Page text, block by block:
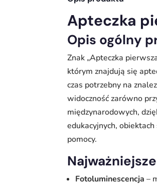
Apteczka
Opis ogólny
Znak „Apteczka
którym znajdują się
czas potrzebny na
widoczność zarówno
międzynarodowych,
edukacyjnych,
pomocy.
Fotoluminescencja –